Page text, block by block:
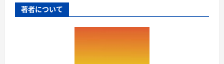
著者について